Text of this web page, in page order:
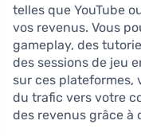
telles que YouTube
vos revenus. Vous
gameplay, des
des sessions de jeu
sur ces plateformes,
du trafic vers votre
des revenus grâce à